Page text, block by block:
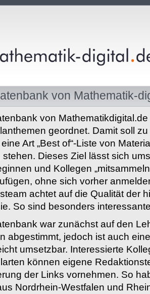
von Mathematik-
von
geordnet. Damit soll
Art „Best of“-Liste von
stehen. Dieses Ziel lässt sich
und Kollegen
ohne sich vorher
achtet auf die Qualität der
So sind besonders
war zunächst auf den
abgestimmt, jedoch ist auch
umsetzbar. Interessierte
können eigene
der Links vornehmen. So
Nordrhein-Westfalen und